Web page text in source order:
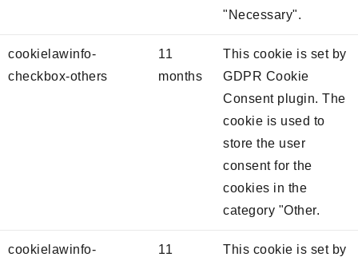
"Necessary".
cookielawinfo-
checkbox-others
11
months
This cookie is set by
GDPR Cookie
Consent plugin. The
cookie is used to
store the user
consent for the
cookies in the
category "Other.
cookielawinfo-
11
This cookie is set by